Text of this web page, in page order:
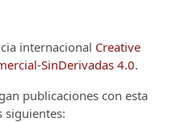
internacional Creative
SinDerivadas 4.0.
publicaciones con esta
siguientes: